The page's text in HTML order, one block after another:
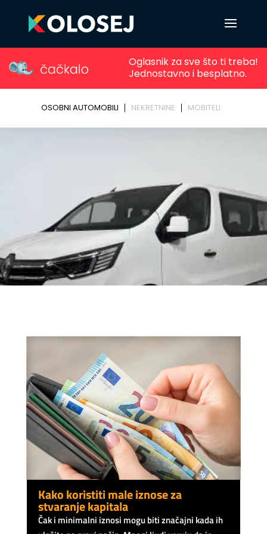
Kako koristiti male iznose za
stvaranje kapitala
Čak i minimalni iznosi mogu biti značajni kada ih